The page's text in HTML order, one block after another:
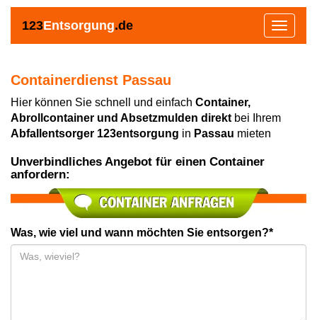
123Entsorgung.de
Toggle
Containerdienst Passau
Hier können Sie schnell und einfach Container,
Abrollcontainer und Absetzmulden direkt bei Ihrem
Abfallentsorger 123entsorgung in Passau mieten
Unverbindliches Angebot für einen Container
anfordern:
Was, wie viel und wann möchten Sie entsorgen?*